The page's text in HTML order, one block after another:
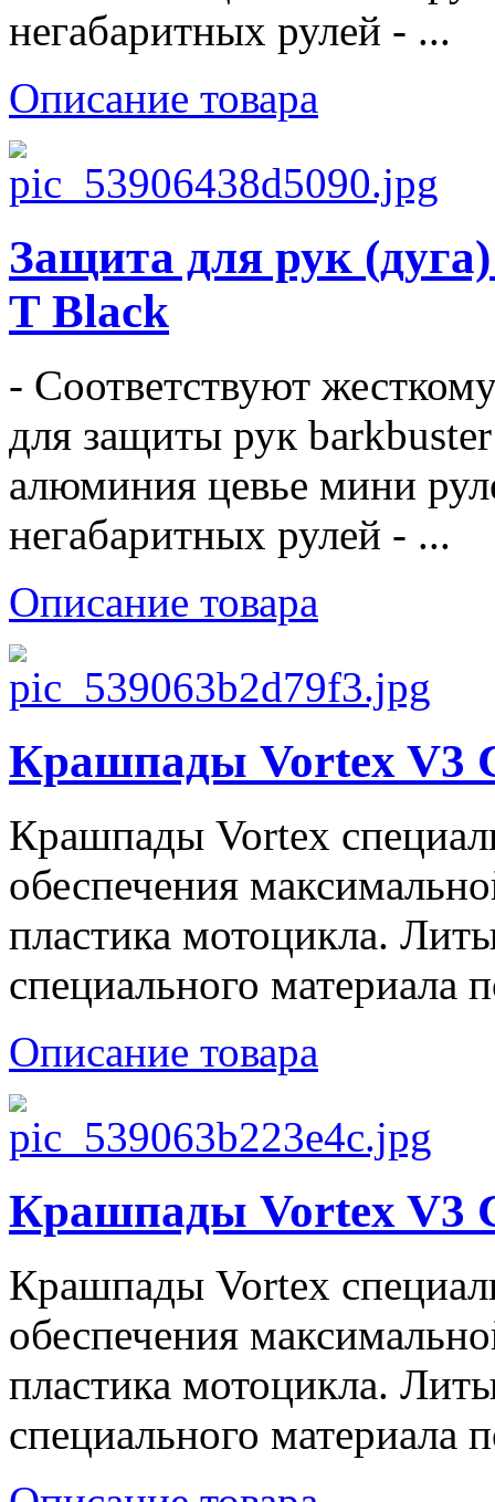
негабаритных рулей - ...
Описание товара
Защита для рук
T Black
- Соответствуют
для защиты рук
алюминия цевье мини
негабаритных рулей - ...
Описание товара
Крашпады Vortex V3
Крашпады Vortex
обеспечения
пластика мотоцикла.
специального
Описание товара
Крашпады Vortex V3
Крашпады Vortex
обеспечения
пластика мотоцикла.
специального